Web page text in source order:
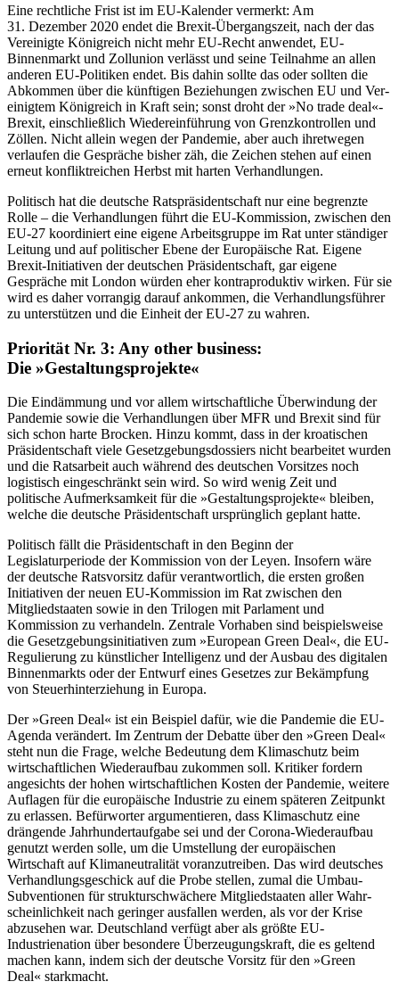
Eine rechtliche Frist ist im EU-Kalender vermerkt: Am
31. Dezember 2020 endet die Brexit-Übergangszeit, nach der das
Ver­einigte Königreich nicht mehr EU-Recht anwendet, EU-
Binnenmarkt und Zollunion verlässt und seine Teilnahme an allen
ande­ren EU-Politiken endet. Bis dahin sollte das oder sollten die
Abkommen über die künf­tigen Beziehungen zwischen EU und Ver­
einigtem Königreich in Kraft sein; sonst droht der »No trade deal«-
Brexit, einschließ­lich Wiedereinführung von Grenzkontrol­len und
Zöllen. Nicht allein wegen der Pan­demie, aber auch ihretwegen
verlaufen die Gespräche bisher zäh, die Zeichen stehen auf einen
erneut konfliktreichen Herbst mit harten Verhandlungen.
Politisch hat die deutsche Ratspräsident­schaft nur eine begrenzte
Rolle – die Ver­handlungen führt die EU-Kommission, zwischen den
EU-27 koordiniert eine eigene Arbeitsgruppe im Rat unter ständiger
Lei­tung und auf politischer Ebene der Euro­päische Rat. Eigene
Brexit-Initiativen der deutschen Präsidentschaft, gar eigene
Gespräche mit London würden eher kontra­produktiv wirken. Für sie
wird es daher vor­rangig darauf ankommen, die Verhandlungs­führer
zu unterstützen und die Einheit der EU-27 zu wahren.
Priorität Nr. 3: Any other busi­ness:
Die »Gestaltungsprojekte«
Die Eindämmung und vor allem wirtschaftliche Überwindung der
Pandemie sowie die Verhandlungen über MFR und Brexit sind für
sich schon harte Brocken. Hinzu kommt, dass in der kroatischen
Präsidentschaft viele Gesetzgebungsdossiers nicht bearbeitet wur­den
und die Ratsarbeit auch während des deutschen Vorsitzes noch
logistisch einge­schränkt sein wird. So wird wenig Zeit und
politische Aufmerksamkeit für die »Gestal­tungsprojekte« bleiben,
welche die deutsche Präsidentschaft ursprünglich geplant hatte.
Politisch fällt die Präsidentschaft in den Beginn der
Legislaturperiode der Kommis­sion von der Leyen. Insofern wäre
der deutsche Ratsvorsitz dafür verantwortlich, die ersten großen
Initiativen der neuen EU-Kommission im Rat zwischen den
Mitgliedstaaten sowie in den Trilogen mit Parlamentund
Kommission zu verhandeln. Zentrale Vorhaben sind beispielsweise
die Gesetz­gebungsinitiativen zum »European Green Deal«, die EU-
Regulierung zu künstlicher Intelligenz und der Ausbau des digitalen
Binnenmarkts oder der Entwurf eines Gesetzes zur Bekämpfung
von Steuerhinter­ziehung in Europa.
Der »Green Deal« ist ein Beispiel dafür, wie die Pandemie die EU-
Agenda verändert. Im Zentrum der Debatte über den »Green Deal«
steht nun die Frage, welche Bedeutung dem Klimaschutz beim
wirtschaft­lichen Wiederaufbau zukommen soll. Kri­tiker fordern
angesichts der hohen wirt­schaftlichen Kosten der Pandemie, weitere
Auflagen für die europäische Industrie zu einem späteren Zeitpunkt
zu erlassen. Befürworter argumentieren, dass Klimaschutz eine
drängende Jahrhundertaufgabe sei und der Corona-Wiederaufbau
genutzt werden solle, um die Umstellung der euro­päischen
Wirtschaft auf Klimaneutralität voranzutreiben. Das wird deutsches
Ver­handlungsgeschick auf die Probe stellen, zumal die Umbau-
Subventionen für struk­turschwächere Mitgliedstaaten aller Wahr­
scheinlichkeit nach geringer ausfallen werden, als vor der Krise
abzusehen war. Deutschland verfügt aber als größte EU-
Industrienation über besondere Überzeugungskraft, die es geltend
machen kann, indem sich der deutsche Vorsitz für den »Green
Deal« starkmacht.